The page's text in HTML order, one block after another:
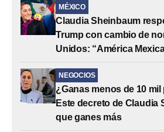
MÉXICO
Claudia Sheinbaum
Trump con cambio de
Unidos: “América
NEGOCIOS
¿Ganas menos de 10
Este decreto de Claudia
que ganes más